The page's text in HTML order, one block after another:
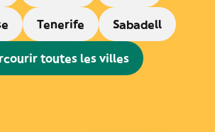
Tenerife Sabadell
toutes les villes